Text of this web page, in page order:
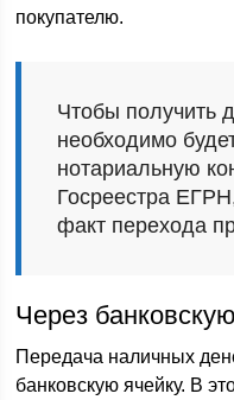
покупателю.
Чтобы получить
необходимо
нотариальную
Госреестра
факт перехода
Через
Передача наличных
банковскую ячейку. В